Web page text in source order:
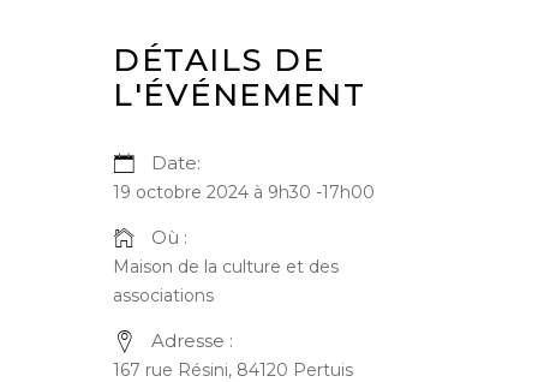
DÉTAILS DE
L'ÉVÉNEMENT
Date:
19 octobre 2024 à 9h30 -17h00
Où :
Maison de la culture et des
associations
Adresse :
167 rue Résini, 84120 Pertuis